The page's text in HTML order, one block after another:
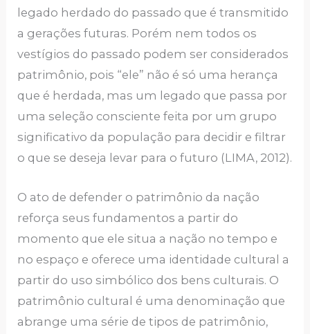
legado herdado do passado que é transmitido
a gerações futuras. Porém nem todos os
vestígios do passado podem ser considerados
patrimônio, pois “ele” não é só uma herança
que é herdada, mas um legado que passa por
uma seleção consciente feita por um grupo
significativo da população para decidir e filtrar
o que se deseja levar para o futuro (LIMA, 2012).
O ato de defender o patrimônio da nação
reforça seus fundamentos a partir do
momento que ele situa a nação no tempo e
no espaço e oferece uma identidade cultural a
partir do uso simbólico dos bens culturais. O
patrimônio cultural é uma denominação que
abrange uma série de tipos de patrimônio,